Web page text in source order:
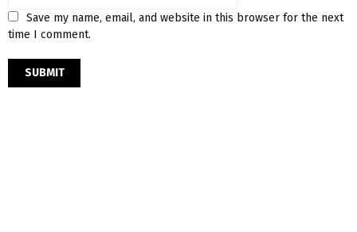
Save my name, email, and website in this browser for the next
time I comment.